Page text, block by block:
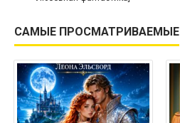
САМЫЕ ПРОСМАТРИВАЕМЫЕ